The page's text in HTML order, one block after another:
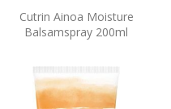
Cutrin Ainoa Moisture
Balsamspray 200ml